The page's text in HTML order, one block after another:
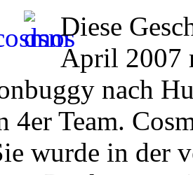
Diese
April 2007
nach
4er Team.
wurde in der